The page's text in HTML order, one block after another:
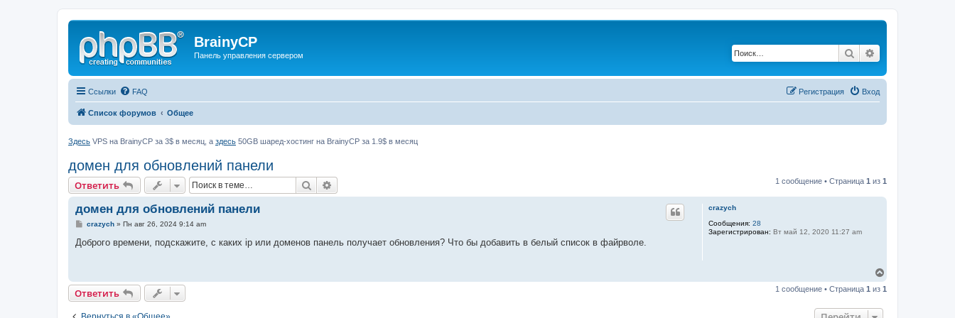
BrainyCP
Панель управления сервером Поиск
Ссылки FAQ Вход
Регистрация
Список форумов Общее
Здесь VPS на BrainyCP за 3$ в месяц, а здесь 50GB шаред-хостинг на BrainyCP за 1.9$ в месяц
домен для обновлений панели
Ответить Поиск 1 сообщение • Страница 1 из 1
crazych
Сообщения: 28
Зарегистрирован: Вт май 12, 2020 11:27 am
домен для обновлений панели
С
о
и
е
crazych» Пн авг 26, 2024 9:14 am
Доброго времени, подскажите, с каких ip или доменов панель получает обновления? Что бы добавить в белый список в файрволе.
р
Ответить 1 сообщение • Страница 1 из 1